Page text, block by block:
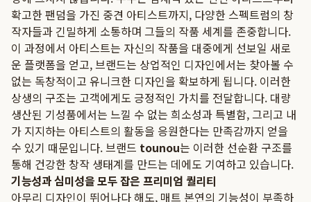
확고한 팬덤을 가진 중견 아티스트까지, 다양한 스펙트럼의 창
작자들과 긴밀하게 소통하며 그들의 작품 세계를 존중합니다.
이 과정에서 아티스트는 자신의 작품을 대중에게 선보일 새로
운 플랫폼을 얻고, 브랜드는 상업적인 디자인에서는 찾아볼 수
없는 독창적이고 유니크한 디자인을 확보하게 됩니다. 이러한
상생의 구조는 고객에게도 긍정적인 가치를 전달합니다. 대량
생산된 기성품에서는 느낄 수 없는 희소성과 특별함, 그리고 내
가 지지하는 아티스트의 활동을 응원한다는 만족감까지 얻을
수 있기 때문입니다. 브랜드 tounou는 이러한 선순환 구조를
통해 건강한 창작 생태계를 만드는 데에도 기여하고 있습니다.
기능성과 심미성을 모두 잡은 프리미엄 퀄리티
아무리 디자인이 뛰어나다 해도, 매트 본연의 기능성이 부족하